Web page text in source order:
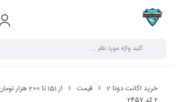
خرید اکانت دوتا 2 قیمت از 151 تا 200 هزار تومان